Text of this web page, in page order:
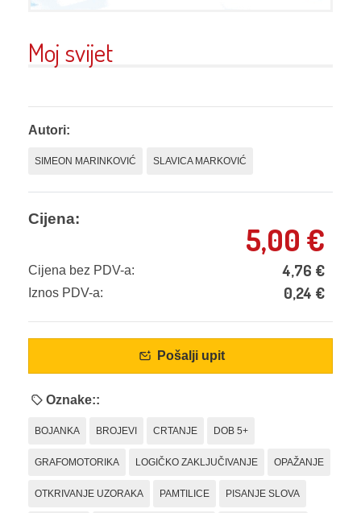
Moj svijet
Autori:
SIMEON MARINKOVIĆ SLAVICA MARKOVIĆ
Cijena:
5,00 €
Cijena bez PDV-a: 4,76 €
Iznos PDV-a: 0,24 €
Pošalji upit
Oznake::
BOJANKA BROJEVI CRTANJE DOB 5+
GRAFOMOTORIKA LOGIČKO ZAKLJUČIVANJE OPAŽANJE
OTKRIVANJE UZORAKA PAMTILICE PISANJE SLOVA